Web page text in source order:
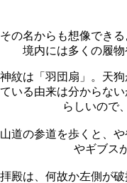
その名からも想像でき
境内には多くの履物
神紋は「羽団扇」。天
ている由来は分からな
らしいので
山道の参道を歩くと、
やギブス
拝殿は、何故か左側が